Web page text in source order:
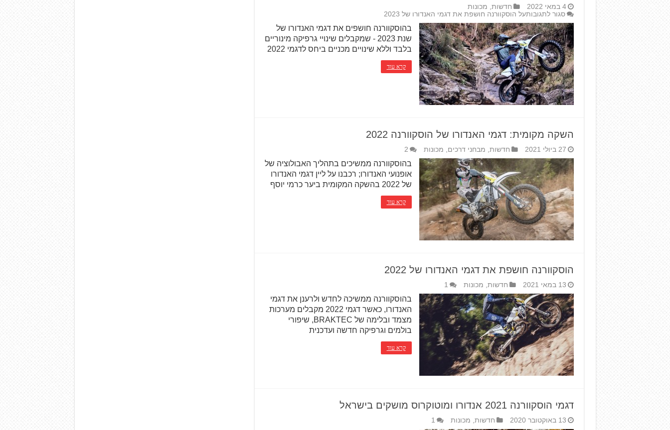
4 במאי 2022 חדשות, מכונות
סגור לתגובותעל הוסקוורנה חושפת את דגמי האנדורו של 2023
בהוסקוורנה חושפים את דגמי האנדורו של
שנת 2023 - שמקבלים שינויי גרפיקה מינוריים
בלבד וללא שינויים מכניים ביחס לדגמי 2022
קרא עוד
השקה מקומית: דגמי האנדורו של הוסקוורנה 2022
27 ביולי 2021 חדשות, מבחני דרכים, מכונות 2
בהוסקוורנה ממשיכים בתהליך האבולוציה של
אופנועי האנדורו; רכבנו על ליין דגמי האנדורו
של 2022 בהשקה המקומית ביער כרמי יוסף
קרא עוד
הוסקוורנה חושפת את דגמי האנדורו של 2022
13 במאי 2021 חדשות, מכונות 1
בהוסקוורנה ממשיכה לחדש ולרענן את דגמי
האנדורו, כאשר דגמי 2022 מקבלים מערכות
מצמד ובלימה של BRAKTEC, שיפורי
בולמים וגרפיקה חדשה ועדכנית
קרא עוד
דגמי הוסקוורנה 2021 אנדורו ומוטוקרוס מושקים בישראל
13 באוקטובר 2020 חדשות, מכונות 1